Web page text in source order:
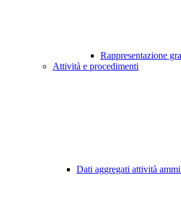
Rappresentazione
Attività e procedimenti
Dati aggregati attività